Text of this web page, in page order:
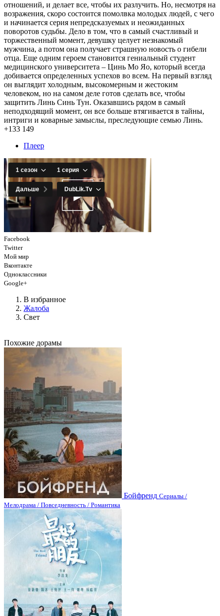
отношений, и делает все, чтобы их разлучить. Но, несмотря на
возражения, скоро состоится помолвка молодых людей, с чего
и начинается серия непредсказуемых и неожиданных
поворотов судьбы. Дело в том, что в самый счастливый и
торжественный момент, девушку целует незнакомый
мужчина, а потом она получает страшную новость о гибели
отца. Еще одним героем становится гениальный студент
медицинского университета – Цинь Мо Яо, который всегда
добивается определенных успехов во всем. На первый взгляд
он выглядит холодным, высокомерным и жестоким
человеком, но на самом деле готов сделать все, чтобы
защитить Линь Синь Тун. Оказавшись рядом в самый
неподходящий момент, он все больше втягивается в тайны,
интриги и коварные замыслы, преследующие семью Линь.
+133 149
Плеер
Facebook
Twitter
Мой мир
Вконтакте
Одноклассники
Google+
В избранное
Жалоба
Свет
Похожие дорамы
Бойфренд Сериалы /
Мелодрама / Повседневность / Романтика